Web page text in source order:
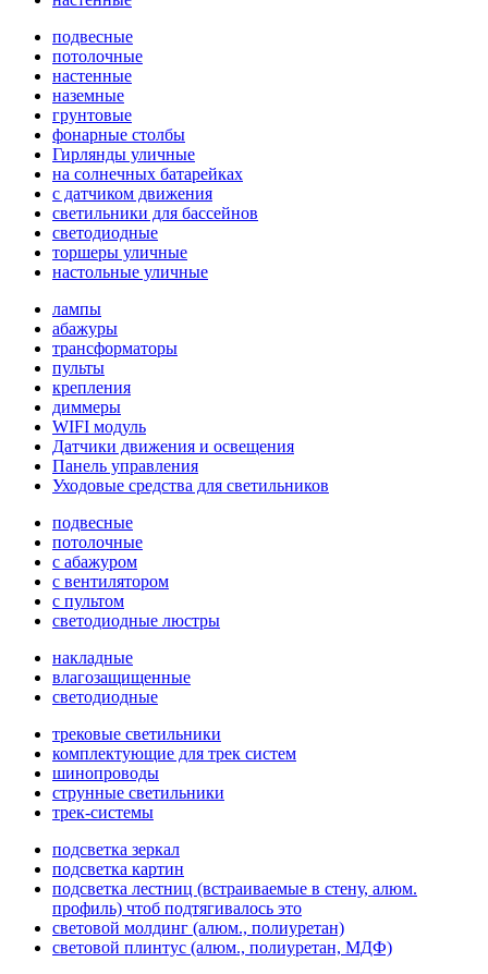
подвесные
потолочные
настенные
наземные
грунтовые
фонарные столбы
Гирлянды уличные
на солнечных батарейках
с датчиком движения
светильники для бассейнов
светодиодные
торшеры уличные
настольные уличные
лампы
абажуры
трансформаторы
пульты
крепления
диммеры
WIFI модуль
Датчики движения и освещения
Панель управления
Уходовые средства для светильников
подвесные
потолочные
с абажуром
с вентилятором
с пультом
светодиодные люстры
накладные
влагозащищенные
светодиодные
трековые светильники
комплектующие для трек систем
шинопроводы
струнные светильники
трек-системы
подсветка зеркал
подсветка картин
подсветка лестниц (встраиваемые в стену, алюм.
профиль) чтоб подтягивалось это
световой молдинг (алюм., полиуретан)
световой плинтус (алюм., полиуретан, МДФ)